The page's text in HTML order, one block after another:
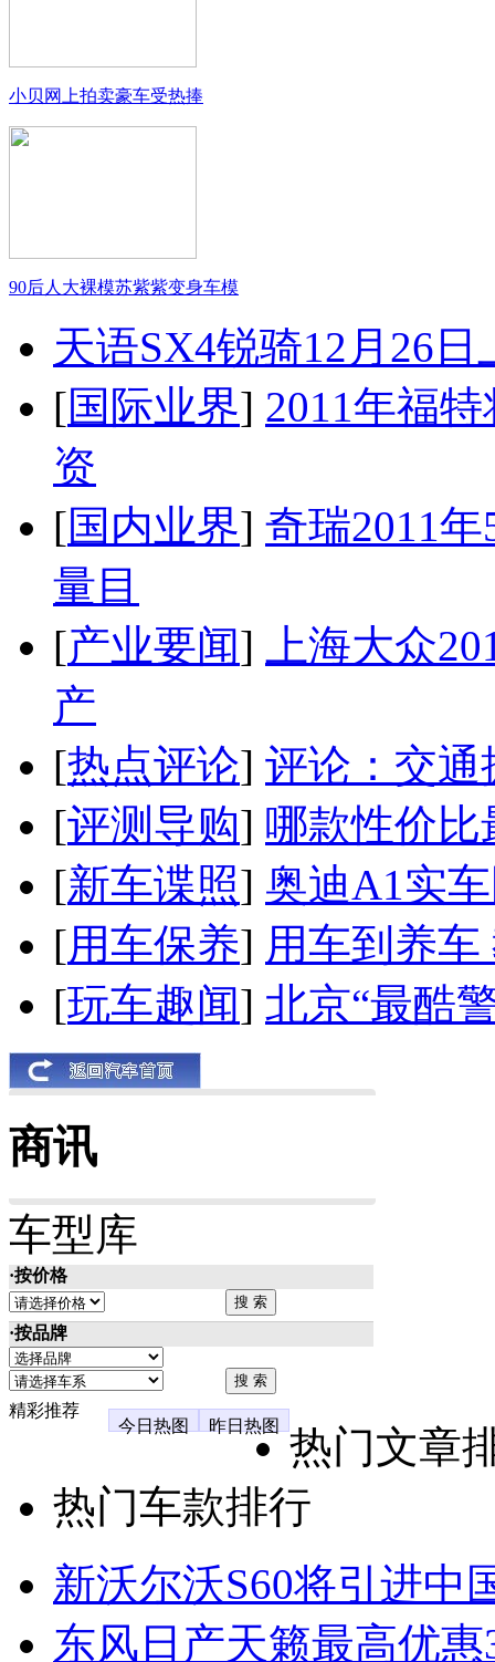
小贝网上拍卖豪车受热捧
90后人大裸模苏紫紫变身车模
天语SX4锐骑12月26
[国际业界] 2011年福
资
[国内业界] 奇瑞2011
量目
[产业要闻]
上海大众
产
[热点评论] 评论：交通
[评测导购] 哪款性价比
[新车谍照] 奥迪A1实
[用车保养] 用车到养
[玩车趣闻] 北京“最酷
商讯
车型库
·按价格
·按品牌
精彩推荐
今日热图
昨日热图
热门文章
热门车款排行
新沃尔沃S60将引进中
东风日产天籁最高优